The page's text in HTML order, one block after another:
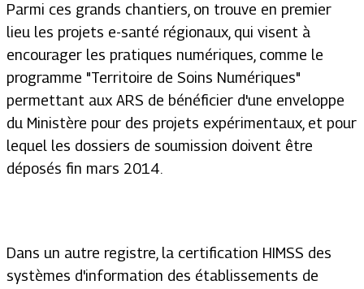
Parmi ces grands chantiers, on trouve en premier
lieu les projets e-santé régionaux, qui visent à
encourager les pratiques numériques, comme le
programme "Territoire de Soins Numériques"
permettant aux ARS de bénéficier d'une enveloppe
du Ministère pour des projets expérimentaux, et pour
lequel les dossiers de soumission doivent être
déposés fin mars 2014.
Dans un autre registre, la certification HIMSS des
systèmes d'information des établissements de